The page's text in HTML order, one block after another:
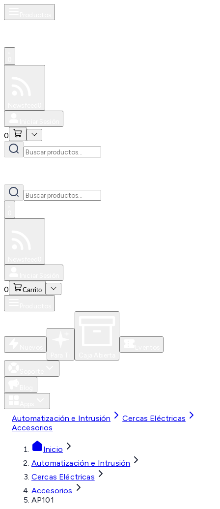
0
0 Carrito
Automatización e Intrusión
Cercas Eléctricas
Accesorios
Inicio
Automatización e Intrusión
Cercas Eléctricas
Accesorios
AP101